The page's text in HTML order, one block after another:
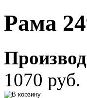
Рама
1070 руб.